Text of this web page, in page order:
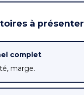
à présenter
complet
marge.